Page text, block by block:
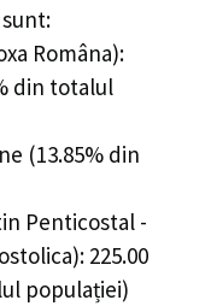
Româna):
din totalul
(13.85% din
Penticostal -
225.00
populației)